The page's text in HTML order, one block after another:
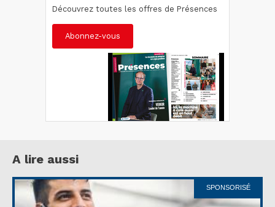
Découvrez toutes les offres de Présences
Abonnez-vous
A lire aussi
SPONSORISÉ